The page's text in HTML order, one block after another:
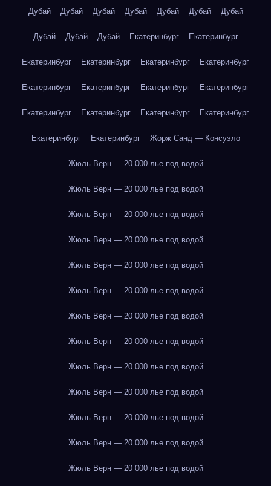
Дубай Дубай Дубай Дубай Дубай Дубай Дубай
Дубай Дубай Дубай Екатеринбург Екатеринбург
Екатеринбург Екатеринбург Екатеринбург Екатеринбург
Екатеринбург Екатеринбург Екатеринбург Екатеринбург
Екатеринбург Екатеринбург Екатеринбург Екатеринбург
Екатеринбург Екатеринбург Жорж Санд — Консуэло
Жюль Верн — 20 000 лье под водой
Жюль Верн — 20 000 лье под водой
Жюль Верн — 20 000 лье под водой
Жюль Верн — 20 000 лье под водой
Жюль Верн — 20 000 лье под водой
Жюль Верн — 20 000 лье под водой
Жюль Верн — 20 000 лье под водой
Жюль Верн — 20 000 лье под водой
Жюль Верн — 20 000 лье под водой
Жюль Верн — 20 000 лье под водой
Жюль Верн — 20 000 лье под водой
Жюль Верн — 20 000 лье под водой
Жюль Верн — 20 000 лье под водой